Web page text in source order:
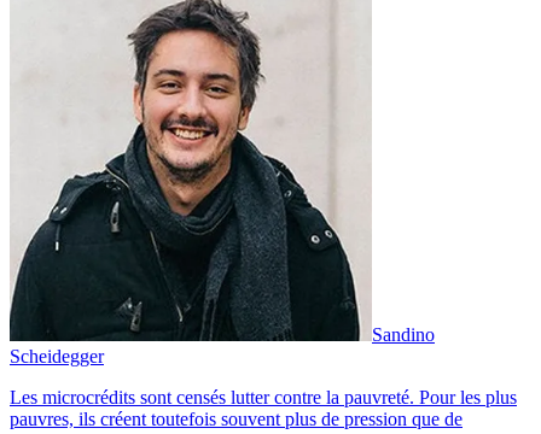
Sandino
Scheidegger
Les microcrédits sont censés lutter contre la pauvreté. Pour les plus
pauvres, ils créent toutefois souvent plus de pression que de